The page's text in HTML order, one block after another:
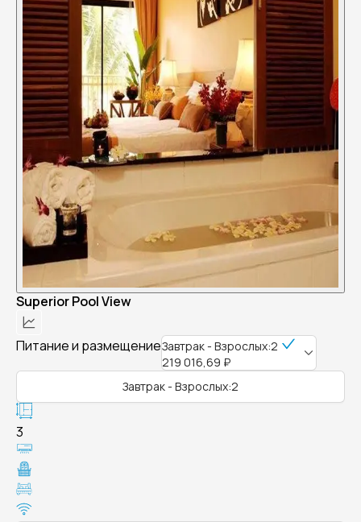
Superior Pool View
Питание и размещениеЗавтрак - Взрослых:2
219 016,69 ₽
Завтрак - Взрослых:2
3